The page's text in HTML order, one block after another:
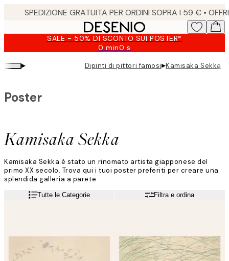
SALE - 50% DI SCONTO SUI POSTER*
0 min0 s
Valido
fino
a:
▸ Dipinti di pittori famosi▸Kamisaka Sekka
Kamisaka Sekka
Poster
Kamisaka Sekka è stato un rinomato artista giapponese del
primo XX secolo. Trova qui i tuoi poster preferiti per creare una
splendida galleria a parete.
Tutte le Categorie Filtra e ordina